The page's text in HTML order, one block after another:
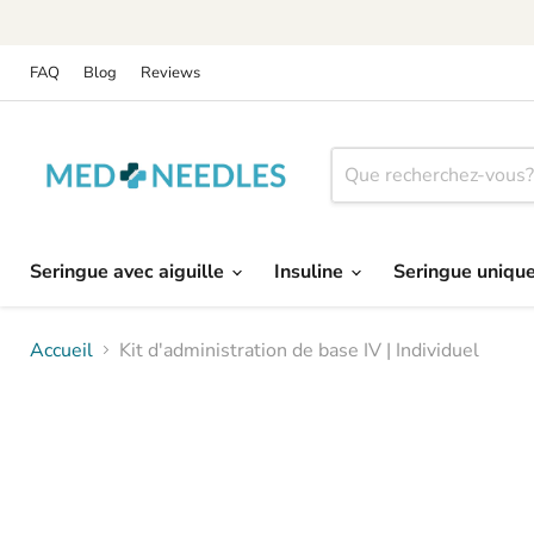
FAQ Blog Reviews
Seringue avec aiguille Insuline Seringue
Accueil Kit d'administration de base IV | Individuel